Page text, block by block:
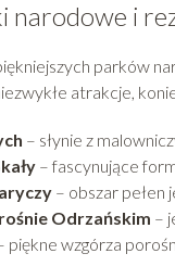
narodowe i
parków
atrakcje,
– słynie z
– fascynujące
– obszar pełen
Odrzańskim –
piękne wzgórza